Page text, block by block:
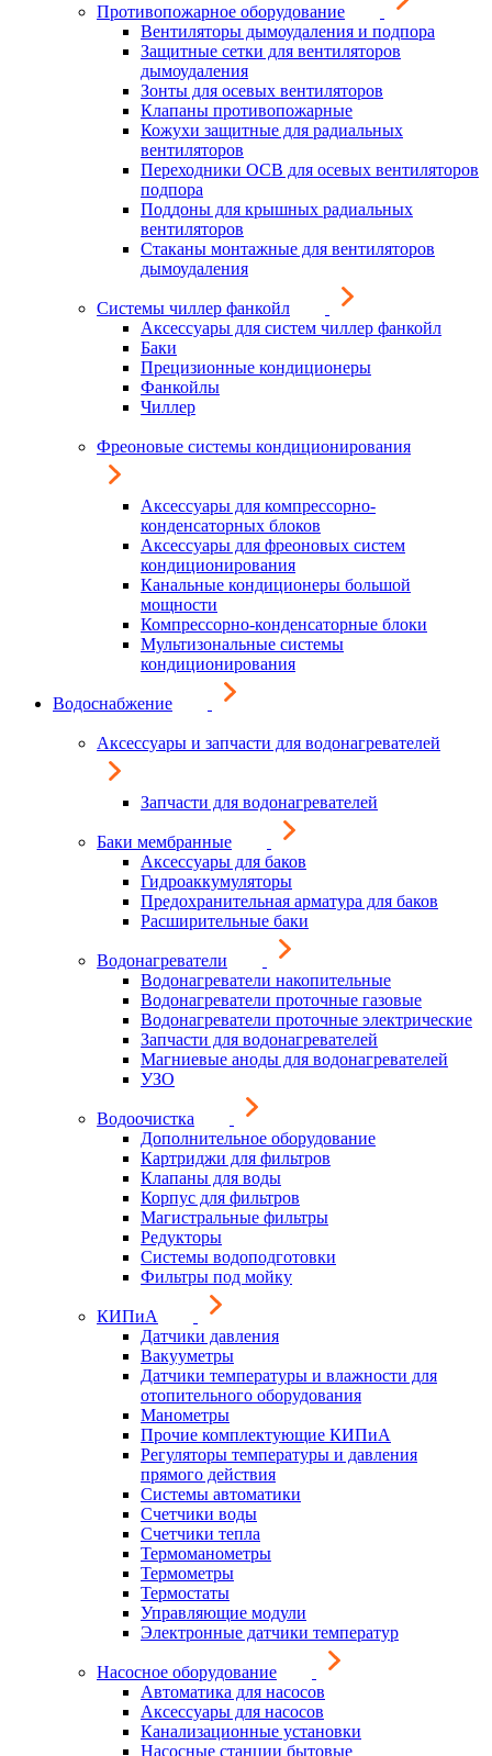
Противопожарное оборудование
Вентиляторы дымоудаления и подпора
Защитные сетки для вентиляторов
дымоудаления
Зонты для осевых вентиляторов
Клапаны противопожарные
Кожухи защитные для радиальных
вентиляторов
Переходники ОСВ для осевых вентиляторов
подпора
Поддоны для крышных радиальных
вентиляторов
Стаканы монтажные для вентиляторов
дымоудаления
Системы чиллер фанкойл
Аксессуары для систем чиллер фанкойл
Баки
Прецизионные кондиционеры
Фанкойлы
Чиллер
Фреоновые системы кондиционирования
Аксессуары для компрессорно-
конденсаторных блоков
Аксессуары для фреоновых систем
кондиционирования
Канальные кондиционеры большой
мощности
Компрессорно-конденсаторные блоки
Мультизональные системы
кондиционирования
Водоснабжение
Аксессуары и запчасти для водонагревателей
Запчасти для водонагревателей
Баки мембранные
Аксессуары для баков
Гидроаккумуляторы
Предохранительная арматура для баков
Расширительные баки
Водонагреватели
Водонагреватели накопительные
Водонагреватели проточные газовые
Водонагреватели проточные электрические
Запчасти для водонагревателей
Магниевые аноды для водонагревателей
УЗО
Водоочистка
Дополнительное оборудование
Картриджи для фильтров
Клапаны для воды
Корпус для фильтров
Магистральные фильтры
Редукторы
Системы водоподготовки
Фильтры под мойку
КИПиА
Датчики давления
Вакууметры
Датчики температуры и влажности для
отопительного оборудования
Манометры
Прочие комплектующие КИПиА
Регуляторы температуры и давления
прямого действия
Системы автоматики
Счетчики воды
Счетчики тепла
Термоманометры
Термометры
Термостаты
Управляющие модули
Электронные датчики температур
Насосное оборудование
Автоматика для насосов
Аксессуары для насосов
Канализационные установки
Насосные станции бытовые